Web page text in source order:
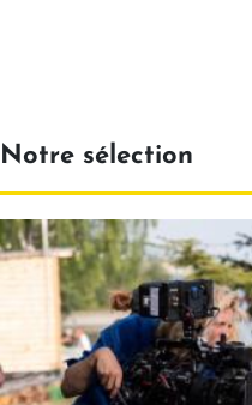
Notre sélection